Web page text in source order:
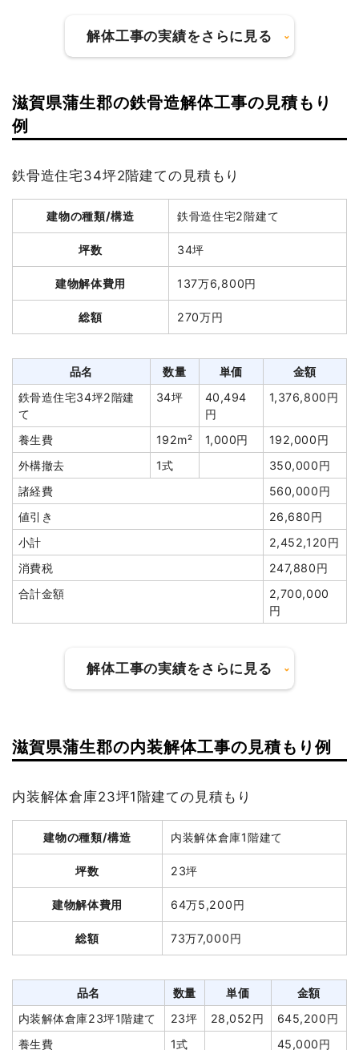
建物解体費用
総額 321万1,147円
品名 数量 単価
金額
木造住宅56坪2階建て
56坪 41,502円
2,324,125円
諸経費
270,000円
小計
2,919,225円
解体工事の実績をさらに見る
建物の種類/構造 軽量鉄骨造住宅2階建て
坪数 32坪
建物解体費用 162万8,500円
総額 257万円
品名 数量 単価
金額
軽量鉄骨造住宅32坪2階建
32坪
50,891
養生費
1式
100,000円
ブロック塀撤去
28m² 3,943円
110,400円
植木・植栽撤去
4台
40,000
円
160,000円
土間コンクリート撤去 14m² 3,064円
42,900円
物置撤去
1式
150,000円
諸経費
150,000円
値引き
5,980円
小計
2,335,820
円
消費税
234,180円
合計金額
2,570,000
円
坪数 38坪
総額 250万円
品名 数量 単価
金額
円
養生費
1式
226,560円
植木・植栽撤去
1式
80,000円
庭石撤去
1式
60,000円
ブロック塀撤去
20m² 5,000円
100,000円
土間コンクリート撤去
1式
150,000円
滋賀県蒲生郡の鉄骨造解体工事の見積もり
例
鉄骨造住宅34坪2階建ての見積もり
建物の種類/構造 鉄骨造住宅2階建て
坪数 34坪
建物解体費用 137万6,800円
総額 270万円
品名 数量 単価
金額
鉄骨造住宅34坪2階建
て
34坪
40,494
円
1,376,800円
養生費 192m² 1,000円
192,000円
外構撤去
1式
350,000円
諸経費
560,000円
値引き
26,680円
小計
2,452,120円
消費税
247,880円
合計金額
2,700,000
円
解体工事の実績をさらに見る
建物の種類/構造 鉄骨造倉庫2階建て
建物解体費用 127万5,119円
総額 280万2,271円
品名
鉄骨造倉庫65坪2階建
65坪 19,617円 1,275,119円
アスベスト撤去
132m² 4,000円
528,000円
アスベスト撤去
7m³
28,286
円
198,000円
滋賀県蒲生郡の内装解体工事の見積もり例
内装解体倉庫23坪1階建ての見積もり
建物の種類/構造 内装解体倉庫1階建て
坪数 23坪
建物解体費用 64万5,200円
総額 73万7,000円
品名 数量 単価
金額
内装解体倉庫23坪1階建て
23坪 28,052円
645,200円
養生費
1式 45,000円